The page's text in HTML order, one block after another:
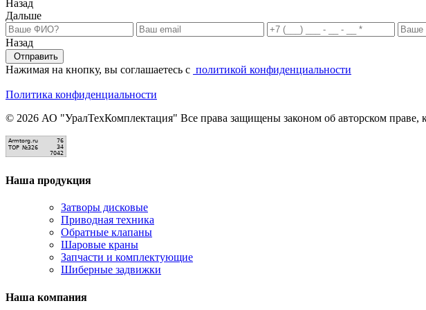
Назад
Дальше
Назад
Отправить
Нажимая на кнопку, вы соглашаетесь с политикой конфиденциальности
Политика конфиденциальности
© 2026 АО "УралТехКомплектация" Все права защищены законом об авторском праве,
Наша продукция
Затворы дисковые
Приводная техника
Обратные клапаны
Шаровые краны
Запчасти и комплектующие
Шиберные задвижки
Наша компания